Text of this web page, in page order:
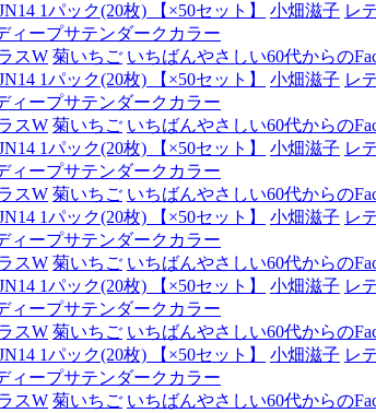
1パック(20枚) 【×50セット】
小畑滋子 レ
ィープサテンダークカラー
スW 菊いちご いちばんやさしい60代からの
1パック(20枚) 【×50セット】
小畑滋子 レ
ィープサテンダークカラー
スW 菊いちご いちばんやさしい60代からの
1パック(20枚) 【×50セット】
小畑滋子 レ
ィープサテンダークカラー
スW 菊いちご いちばんやさしい60代からの
1パック(20枚) 【×50セット】
小畑滋子 レ
ィープサテンダークカラー
スW 菊いちご いちばんやさしい60代からの
1パック(20枚) 【×50セット】
小畑滋子 レ
ィープサテンダークカラー
スW 菊いちご いちばんやさしい60代からの
1パック(20枚) 【×50セット】
小畑滋子 レ
ィープサテンダークカラー
スW 菊いちご いちばんやさしい60代からの